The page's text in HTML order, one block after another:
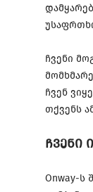
ჩვენი
ჩვენ
თქვენს
ჩვენი
Onway-ს